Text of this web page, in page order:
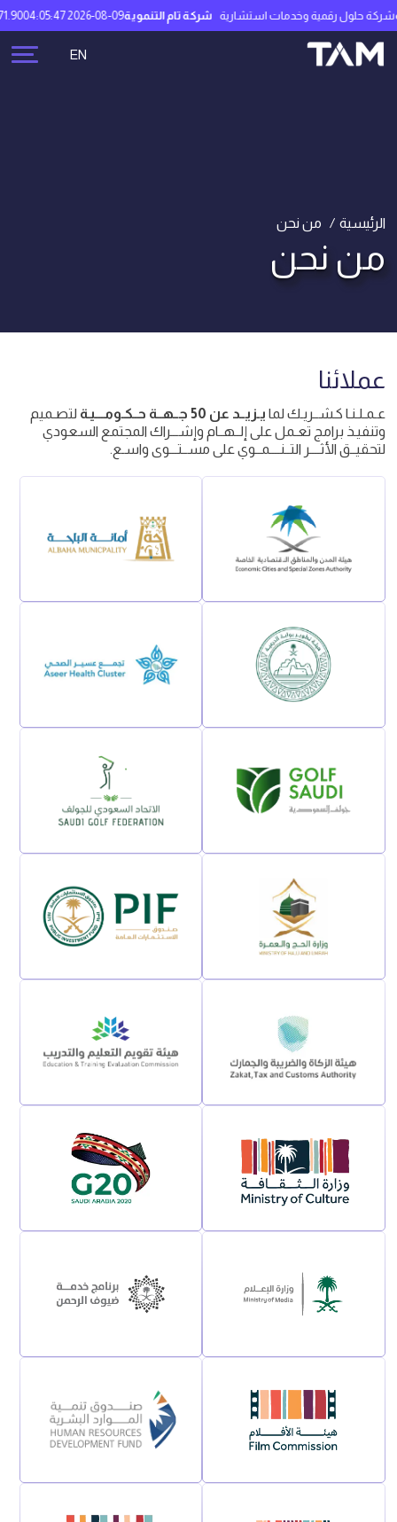
رقمية وخدمات استشارية شركة تام التنموية2026-08-09 04:05:47 71.90 ريال سعودي
EN
الرئيسية من نحن
من نحن
عملائنا
عـمـلـنـا كـشــريـك لما يـزيــد عن 50 جــهــة حــكـومـــيـة
لتصـميم
وتنفيـذ برامج تعـمل على إلــهــام وإشـــراك المجتمع السعودي
لتحقيــق الأثــــر التــنــــمــوي على مســتـــوى واسـع.